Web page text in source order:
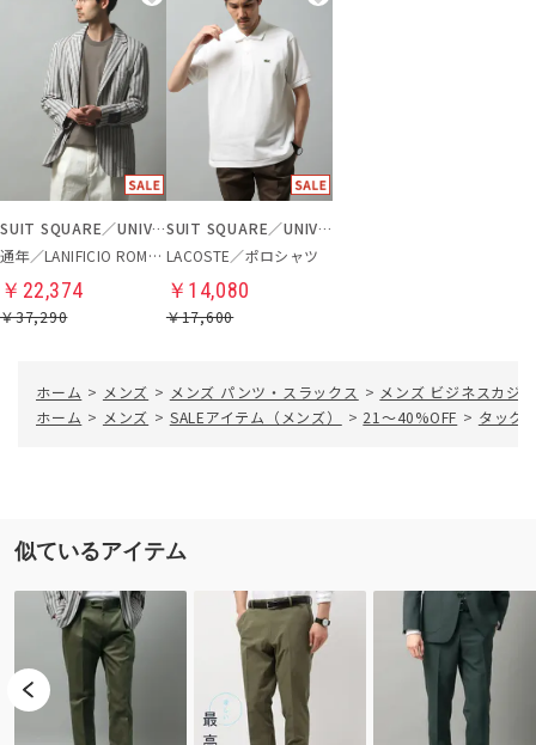
SUIT SQUARE／UNIVERSAL LANGUAGE
通年／LANIFICIO ROMA／ジャケット
￥22,374
￥37,290
SUIT SQUARE／UNIVERSAL LANGUAGE
LACOSTE／ポロシャツ
￥14,080
￥17,600
ホーム > メンズ > メンズ パンツ・スラックス > メンズ ビジネスカジ
ホーム > メンズ > SALEアイテム（メンズ） > 21～40%OFF > タック